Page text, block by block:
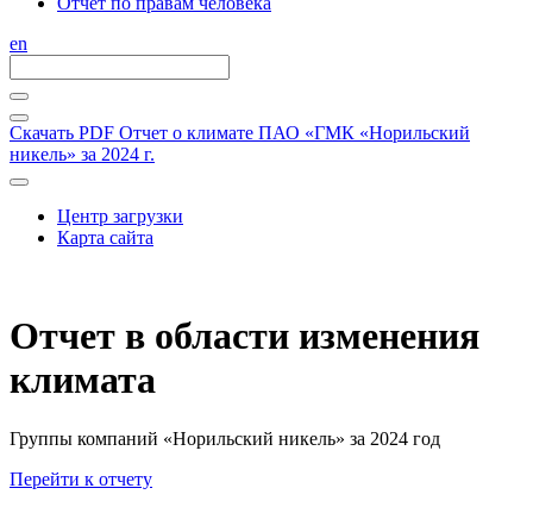
en
Скачать PDF Отчет о климате ПАО «ГМК «Норильский
никель» за 2024 г.
Центр загрузки
Карта сайта
Отчет в области изменения
климата
Группы компаний «Норильский никель» за 2024 год
Перейти к отчету